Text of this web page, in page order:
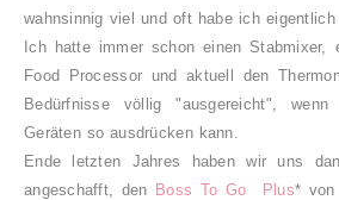
wahnsinnig viel und oft habe ich eigentlich
Ich hatte immer schon einen Stabmixer,
Food Processor und aktuell den
Bedürfnisse völlig "ausgereicht",
Geräten so ausdrücken kann.
Ende letzten Jahres haben wir uns
angeschafft, den Boss To Go Plus* von